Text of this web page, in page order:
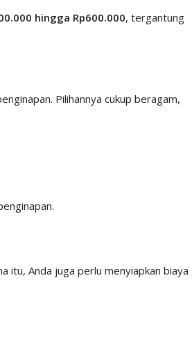
hingga Rp600.000, tergantung
Pilihannya cukup beragam,
itu, Anda juga perlu menyiapkan biaya